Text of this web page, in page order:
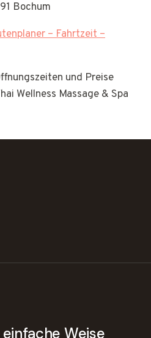
Bochum
– Fahrtzeit –
und Preise
Wellness Massage & Spa
Weise